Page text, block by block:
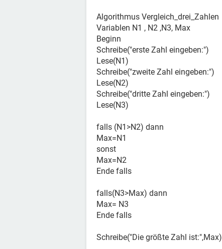
Algorithmus Vergleich_drei_Zahlen
Variablen N1 , N2 ,N3, Max
Beginn
Schreibe("erste Zahl eingeben:")
Lese(N1)
Schreibe("zweite Zahl eingeben:")
Lese(N2)
Schreibe("dritte Zahl eingeben:")
Lese(N3)
falls (N1>N2) dann
Max=N1
sonst
Max=N2
Ende falls
falls(N3>Max) dann
Max= N3
Ende falls
Schreibe("Die größte Zahl ist:",Max)